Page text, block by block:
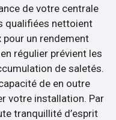
de votre centrale
qualifiées nettoient
pour un rendement
régulier prévient les
de saletés.
de en outre
votre installation. Par
tranquillité d’esprit